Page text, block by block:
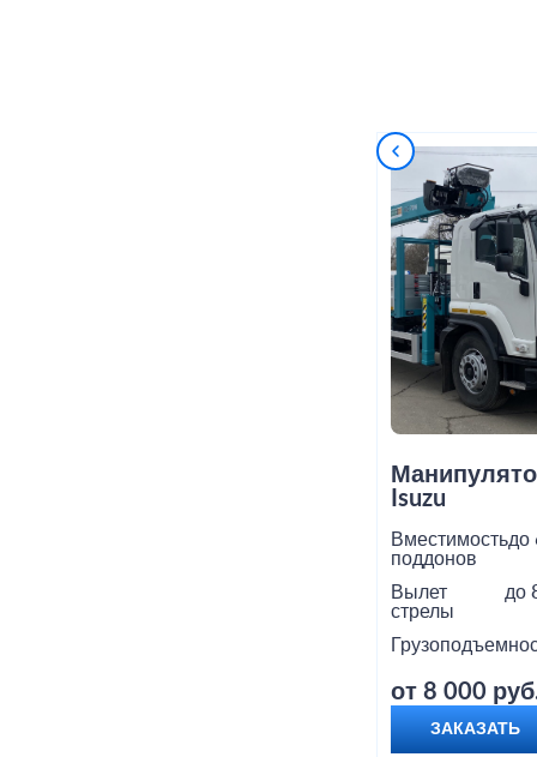
Isuzu
Вместимость
поддонов
до
Вылет
стрелы
до
от 8 000
ЗАКАЗАТЬ